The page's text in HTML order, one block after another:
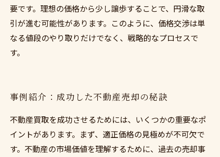
要です。理想の価格から少し譲歩することで、円滑な取
引が進む可能性があります。このように、価格交渉は単
なる値段のやり取りだけでなく、戦略的なプロセスで
す。
事例紹介：成功した不動産売却の秘訣
不動産買取を成功させるためには、いくつかの重要なポ
イントがあります。まず、適正価格の見極めが不可欠で
す。不動産の市場価値を理解するために、過去の売却事